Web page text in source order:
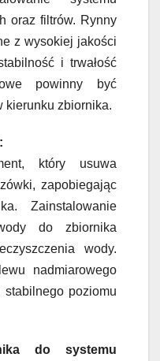
oraz filtrów. Rynny
z wysokiej jakości
i trwałość
powinny być
kierunku zbiornika.
który usuwa
zapobiegając
Zainstalowanie
do zbiornika
wody.
nadmiarowego
poziomu
do systemu